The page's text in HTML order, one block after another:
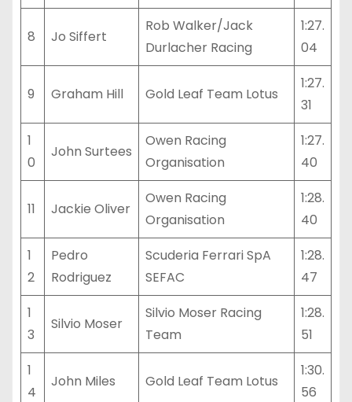
8 Jo Siffert
Rob Walker/Jack
Durlacher Racing
1:27.
04
9 Graham Hill Gold Leaf Team Lotus
1:27.
31
1
0
John Surtees
Owen Racing
Organisation
1:27.
40
11 Jackie Oliver
Owen Racing
Organisation
1:28.
40
1
2
Pedro
Rodriguez
Scuderia Ferrari SpA
SEFAC
1:28.
47
1
3
Silvio Moser
Silvio Moser Racing
Team
1:28.
51
1
4
John Miles Gold Leaf Team Lotus
1:30.
56